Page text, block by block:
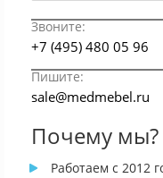
Звоните:
+7 (495) 480 05 96
Пишите:
sale@medmebel.ru
Почему мы?
Работаем с 2012